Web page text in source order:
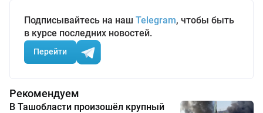
Подписывайтесь на наш Telegram, чтобы быть
в курсе последних новостей.
Перейти
Рекомендуем
В Ташобласти произошёл крупный